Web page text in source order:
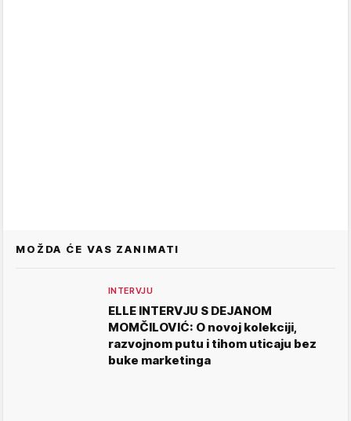
MOŽDA ĆE VAS ZANIMATI
INTERVJU
ELLE INTERVJU S DEJANOM
MOMČILOVIĆ: O novoj kolekciji,
razvojnom putu i tihom uticaju bez
buke marketinga